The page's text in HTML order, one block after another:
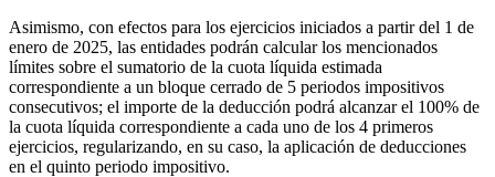
Asimismo, con efectos para los ejercicios iniciados a partir del 1 de
enero de 2025, las entidades podrán calcular los mencionados
límites sobre el sumatorio de la cuota líquida estimada
correspondiente a un bloque cerrado de 5 periodos impositivos
consecutivos; el importe de la deducción podrá alcanzar el 100% de
la cuota líquida correspondiente a cada uno de los 4 primeros
ejercicios, regularizando, en su caso, la aplicación de deducciones
en el quinto periodo impositivo.